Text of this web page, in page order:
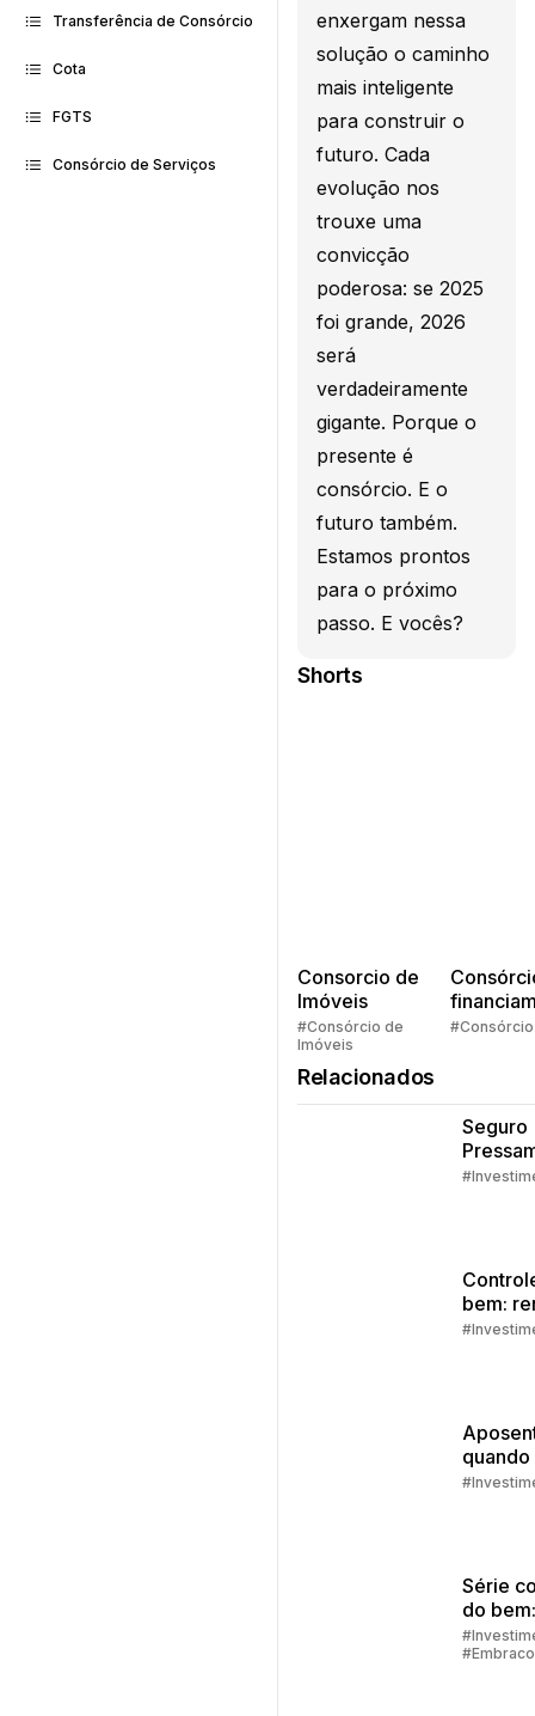
Transferência de Consórcio
Cota
FGTS
Consórcio de Serviços
enxergam nessa
solução o caminho
mais inteligente
para construir o
futuro. Cada
evolução nos
trouxe uma
convicção
poderosa: se 2025
foi grande, 2026
será
verdadeiramente
gigante. Porque o
presente é
consórcio. E o
futuro também.
Estamos prontos
para o próximo
passo. E vocês?
Shorts
Consorcio de
Imóveis
#Consórcio de
Imóveis
Quem
#Consórcio
Relacionados
Seguro
bem:
extra
quando
como
Série
do
como